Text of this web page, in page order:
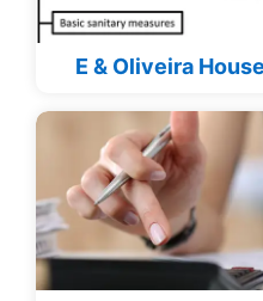
E & Oliveira